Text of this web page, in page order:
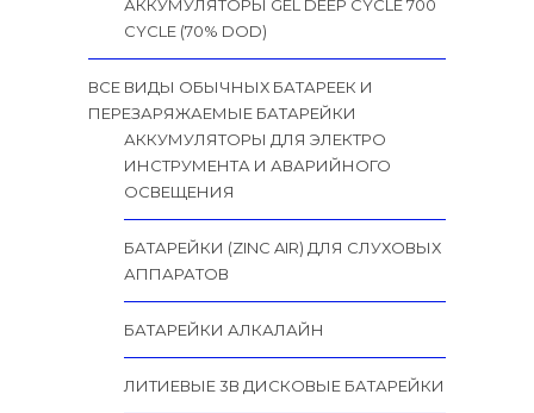
АККУМУЛЯТОРЫ GEL DEEP CYCLE 700
CYCLE (70% DOD)
ВСЕ ВИДЫ ОБЫЧНЫХ БАТАРЕЕК И
ПЕРЕЗАРЯЖАЕМЫЕ БАТАРЕЙКИ
АККУМУЛЯТОРЫ ДЛЯ ЭЛЕКТРО
ИНСТРУМЕНТА И АВАРИЙНОГО
ОСВЕЩЕНИЯ
БАТАРЕЙКИ (ZINC AIR) ДЛЯ СЛУХОВЫХ
АППАРАТОВ
БАТАРЕЙКИ АЛКАЛАЙН
ЛИТИЕВЫЕ 3В ДИСКОВЫЕ БАТАРЕЙКИ